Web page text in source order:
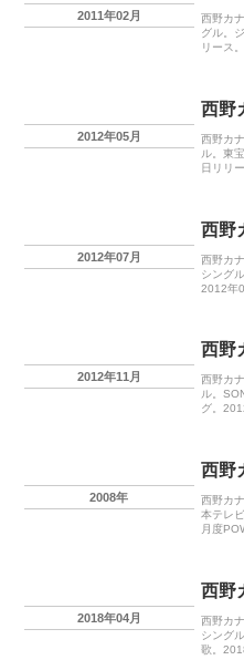
2011年02月
西野カ
グル。
リース。
2012年05月
西野
西野カ
ル。東
日リリー
2012年07月
西野
西野カ
シング
2012年
2012年11月
西野
西野カ
ル。
グ。
2008年
西野
西野カ
本テレ
月度
2018年04月
西野
西野カ
シング
歌。